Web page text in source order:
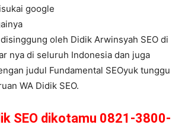
google
oleh Didik Arwinsyah SEO di
nya di seluruh Indonesia dan juga
judul Fundamental SEOyuk tunggu
WA Didik SEO.
SEO dikotamu 0821-3800-